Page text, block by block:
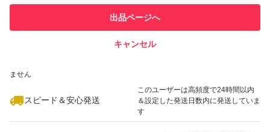
での取引実績があります
ません
スピード＆安心発送
このユーザーは高頻度で24時間以内
＆設定した発送日数内に発送していま
す
出品ページへ
キャンセル